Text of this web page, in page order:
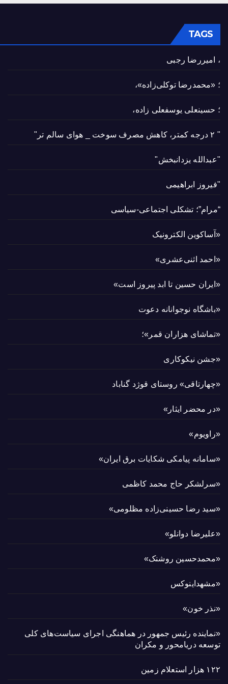
TAGS
، امیررضا رجبی
؛ «محمدرضا توکلی‌زاده»،
؛ حسینعلی یوسفعلی زاده،
" ۲ درجه کمتر، کاهش مصرف سوخت _ هوای سالم تر"
"عبدالله یزدانبخش"
"فیروز ابراهیمی
“مرام”؛ تشکلی اجتماعی-سیاسی
«آساکوین الکترونیک
«احمد اثنی‌عشری»
«ایران حسین تا ابد پیروز است»
«باشگاه نوجوانانه دعوت
«تماشای هزاران قمر»؛
«جشن نیکوکاری
«چهارتاقی» روستای قوژد گناباد
«در محضر ایثار»
«راویوم»
«سامانه پیامکی شکایات برق ایران»
«سرلشکر حاج محمد کاظمی
«سید رضا حسینی‌زاده مظلومی»
«علیرضا دوانلو»
«محمدحسین روشنک»
«مشهداینوکس
«نذر خون»
«نماینده رئیس جمهور در هماهنگی اجرای سیاست‌های کلی
توسعه دریامحور و مکران
۱۲۲ هزار استعلام زمین